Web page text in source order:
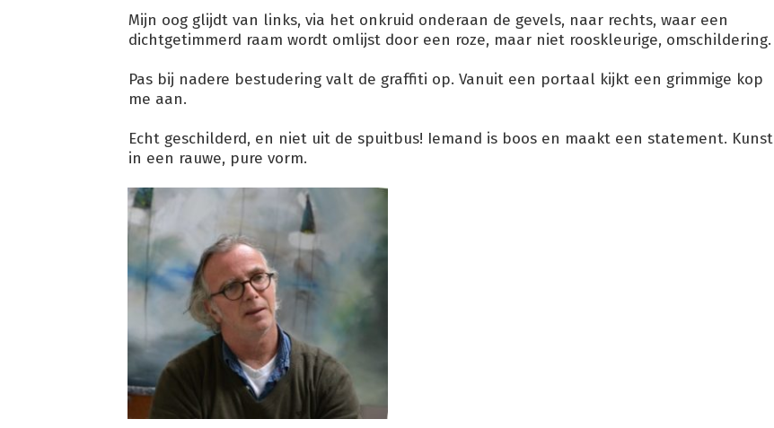
Mijn oog glijdt van links, via het onkruid onderaan de gevels, naar rechts, waar een
dichtgetimmerd raam wordt omlijst door een roze, maar niet rooskleurige, omschildering.
Pas bij nadere bestudering valt de graffiti op. Vanuit een portaal kijkt een grimmige kop
me aan.
Echt geschilderd, en niet uit de spuitbus! Iemand is boos en maakt een statement. Kunst
in een rauwe, pure vorm.